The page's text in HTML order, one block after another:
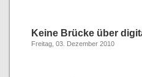
Keine Brücke über
Freitag, 03. Dezember 2010